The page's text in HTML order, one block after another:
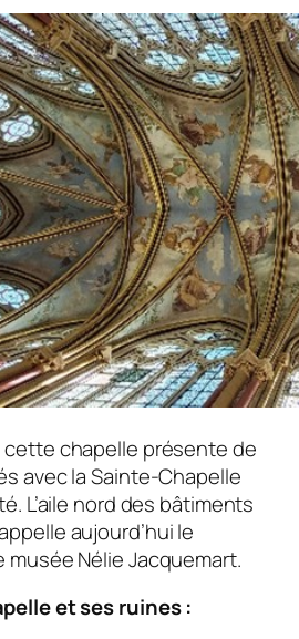
cette chapelle présente de
avec la Sainte-Chapelle
L’aile nord des bâtiments
aujourd’hui le
Nélie Jacquemart.
et ses ruines :